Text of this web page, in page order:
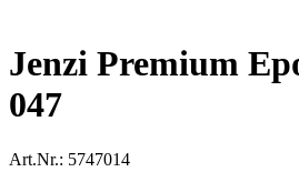
Jenzi Premium
047
Art.Nr.: 5747014